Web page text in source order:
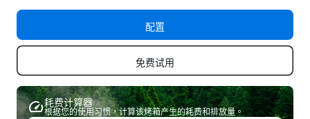
配置
免费试用
耗费计算器
根据您的使用习惯，计算该烤箱产生的耗费和排放量。